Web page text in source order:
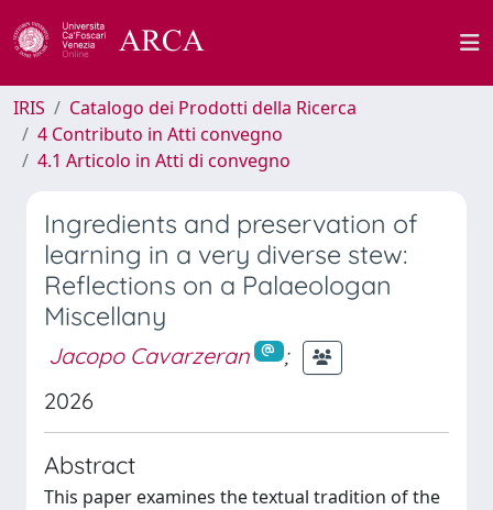
IRIS
Catalogo dei Prodotti della Ricerca
4 Contributo in Atti convegno
4.1 Articolo in Atti di convegno
Ingredients and preservation of
learning in a very diverse stew:
Reflections on a Palaeologan
Miscellany
Jacopo Cavarzeran
;
2026
Abstract
This paper examines the textual tradition of the